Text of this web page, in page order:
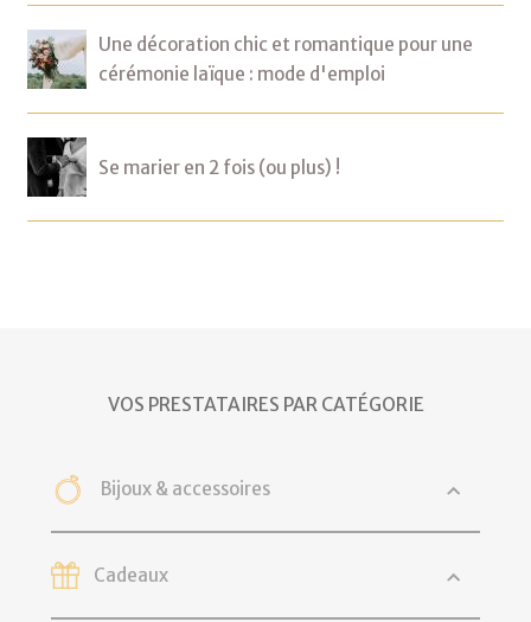
Une décoration chic et romantique pour une
cérémonie laïque : mode d'emploi
Se marier en 2 fois (ou plus) !
VOS PRESTATAIRES PAR CATÉGORIE
Bijoux & accessoires
Cadeaux